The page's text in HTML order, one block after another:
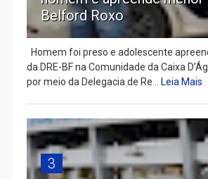
Belford Roxo
Homem foi preso e adolescente
da DRE-BF na Comunidade da Caixa
por meio da Delegacia de Re...
Leia Mais
3